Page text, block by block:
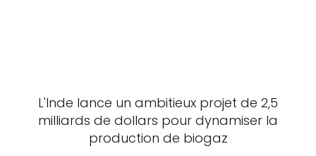
L'Inde lance un ambitieux projet de 2,5
milliards de dollars pour dynamiser la
production de biogaz